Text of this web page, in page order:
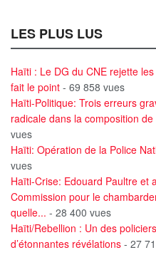
LES PLUS LUS
Haïti : Le DG du CNE rejette
fait le point - 69 858 vues
Haïti-Politique: Trois erreurs
radicale dans la composition
vues
Haïti: Opération de la Police
vues
Haïti-Crise: Edouard Paultre et
Commission pour le
quelle... - 28 400 vues
Haïti/Rebellion : Un des
d’étonnantes révélations - 27